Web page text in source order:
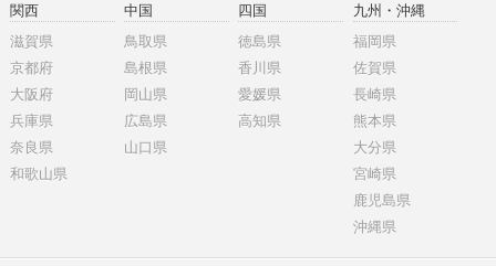
関西
滋賀県
京都府
大阪府
兵庫県
奈良県
和歌山県
中国
鳥取県
島根県
岡山県
広島県
山口県
四国
徳島県
香川県
愛媛県
高知県
九州・沖縄
福岡県
佐賀県
長崎県
熊本県
大分県
宮崎県
鹿児島県
沖縄県